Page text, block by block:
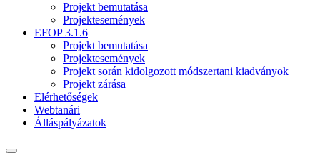
Projekt bemutatása
Projektesemények
EFOP 3.1.6
Projekt bemutatása
Projektesemények
Projekt során kidolgozott módszertani kiadványok
Projekt zárása
Elérhetőségek
Webtanári
Álláspályázatok